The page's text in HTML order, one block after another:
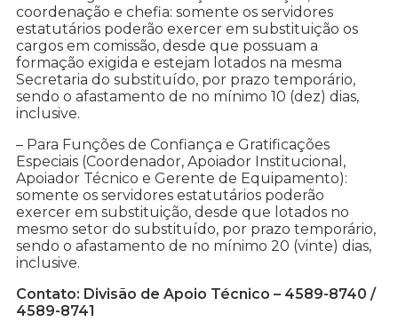
coordenação e chefia: somente os servidores
estatutários poderão exercer em substituição os
cargos em comissão, desde que possuam a
formação exigida e estejam lotados na mesma
Secretaria do substituído, por prazo temporário,
sendo o afastamento de no mínimo 10 (dez) dias,
inclusive.
– Para Funções de Confiança e Gratificações
Especiais (Coordenador, Apoiador Institucional,
Apoiador Técnico e Gerente de Equipamento):
somente os servidores estatutários poderão
exercer em substituição, desde que lotados no
mesmo setor do substituído, por prazo temporário,
sendo o afastamento de no mínimo 20 (vinte) dias,
inclusive.
Contato: Divisão de Apoio Técnico – 4589-8740 /
4589-8741